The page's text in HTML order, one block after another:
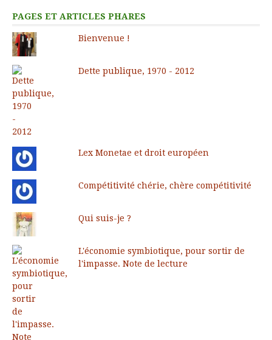
PAGES ET ARTICLES PHARES
Bienvenue !
Dette publique, 1970 - 2012
Lex Monetae et droit européen
Compétitivité chérie, chère compétitivité
Qui suis-je ?
L'économie symbiotique, pour sortir de
l'impasse. Note de lecture